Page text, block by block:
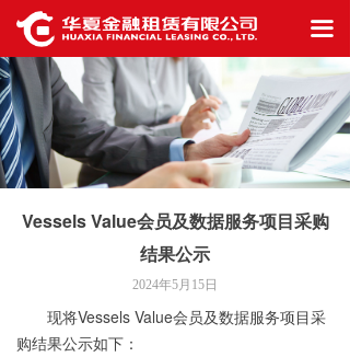
끀
首页
公司概况
信息披露
业务生态
最新资讯
联系我们
Vessels Value会员及数据服务项目采购
结果公示
现将Vessels Value会员及数据服务项目采
购结果公示如下：
2024年5月15日